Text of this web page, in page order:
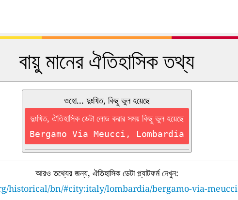
বায়ু মানের ঐতিহাসিক তথ্য
ওহো... দুঃখিত, কিছু ভুল হয়েছে
দুঃখিত, ঐতিহাসিক ডেটা লোড করার সময় কিছু ভুল হয়েছে
Bergamo Via Meucci, Lombardia
আরও তথ্যের জন্য, ঐতিহাসিক ডেটা প্ল্যাটফর্ম দেখুন:
historical/bn/#city:italy/lombardia/bergamo-via-meucci